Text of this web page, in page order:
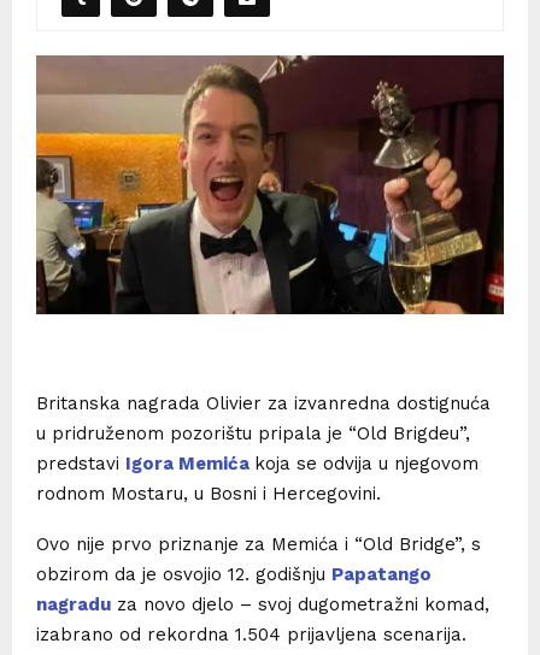
Britanska nagrada Olivier za izvanredna dostignuća
u pridruženom pozorištu pripala je “Old Brigdeu”,
predstavi Igora Memića koja se odvija u njegovom
rodnom Mostaru, u Bosni i Hercegovini.
Ovo nije prvo priznanje za Memića i “Old Bridge”, s
obzirom da je osvojio 12. godišnju Papatango
nagradu za novo djelo – svoj dugometražni komad,
izabrano od rekordna 1.504 prijavljena scenarija.